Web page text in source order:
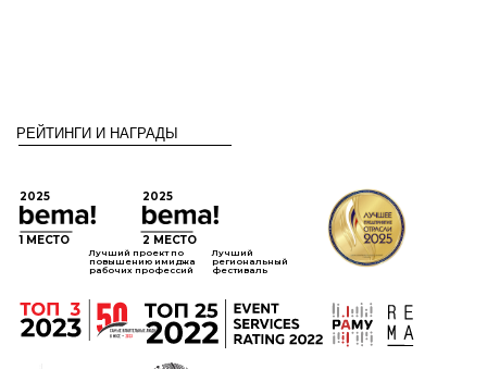
РЕЙТИНГИ И НАГРАДЫ
2 МЕСТО
2025
1 МЕСТО
2025
Лучший
региональный
фестиваль
Лучший проект по
повышению имиджа
рабочих профессий